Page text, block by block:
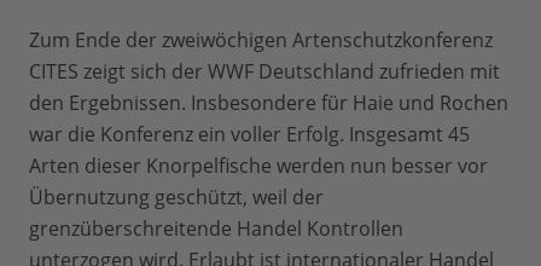
Zum Ende der zweiwöchigen Artenschutzkonferenz
CITES zeigt sich der WWF Deutschland zufrieden mit
den Ergebnissen. Insbesondere für Haie und Rochen
war die Konferenz ein voller Erfolg. Insgesamt 45
Arten dieser Knorpelfische werden nun besser vor
Übernutzung geschützt, weil der
grenzüberschreitende Handel Kontrollen
unterzogen wird. Erlaubt ist internationaler Handel